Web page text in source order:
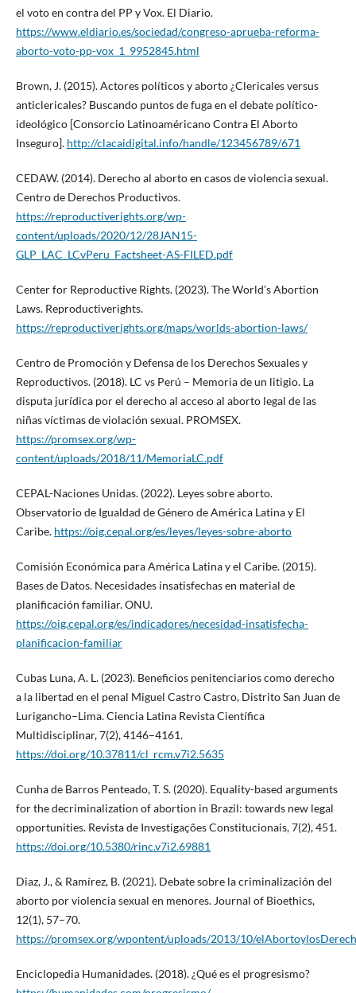
el voto en contra del PP y Vox. El Diario.
https://www.eldiario.es/sociedad/congreso-aprueba-reforma-
aborto-voto-pp-vox_1_9952845.html
Brown, J. (2015). Actores políticos y aborto ¿Clericales versus
anticlericales? Buscando puntos de fuga en el debate político-
ideológico [Consorcio Latinoaméricano Contra El Aborto
Inseguro]. http://clacaidigital.info/handle/123456789/671
CEDAW. (2014). Derecho al aborto en casos de violencia sexual.
Centro de Derechos Productivos.
https://reproductiverights.org/wp-
content/uploads/2020/12/28JAN15-
GLP_LAC_LCvPeru_Factsheet-AS-FILED.pdf
Center for Reproductive Rights. (2023). The World’s Abortion
Laws. Reproductiverights.
https://reproductiverights.org/maps/worlds-abortion-laws/
Centro de Promoción y Defensa de los Derechos Sexuales y
Reproductivos. (2018). LC vs Perú – Memoria de un litigio. La
disputa jurídica por el derecho al acceso al aborto legal de las
niñas víctimas de violación sexual. PROMSEX.
https://promsex.org/wp-
content/uploads/2018/11/MemoriaLC.pdf
CEPAL-Naciones Unidas. (2022). Leyes sobre aborto.
Observatorio de Igualdad de Género de América Latina y El
Caribe. https://oig.cepal.org/es/leyes/leyes-sobre-aborto
Comisión Económica para América Latina y el Caribe. (2015).
Bases de Datos. Necesidades insatisfechas en material de
planificación familiar. ONU.
https://oig.cepal.org/es/indicadores/necesidad-insatisfecha-
planificacion-familiar
Cubas Luna, A. L. (2023). Beneficios penitenciarios como derecho
a la libertad en el penal Miguel Castro Castro, Distrito San Juan de
Lurigancho–Lima. Ciencia Latina Revista Científica
Multidisciplinar, 7(2), 4146–4161.
https://doi.org/10.37811/cl_rcm.v7i2.5635
Cunha de Barros Penteado, T. S. (2020). Equality-based arguments
for the decriminalization of abortion in Brazil: towards new legal
opportunities. Revista de Investigações Constitucionais, 7(2), 451.
https://doi.org/10.5380/rinc.v7i2.69881
Diaz, J., & Ramírez, B. (2021). Debate sobre la criminalización del
aborto por violencia sexual en menores. Journal of Bioethics,
12(1), 57–70.
https://promsex.org/wpontent/uploads/2013/10/
Enciclopedia Humanidades. (2018). ¿Qué es el progresismo?